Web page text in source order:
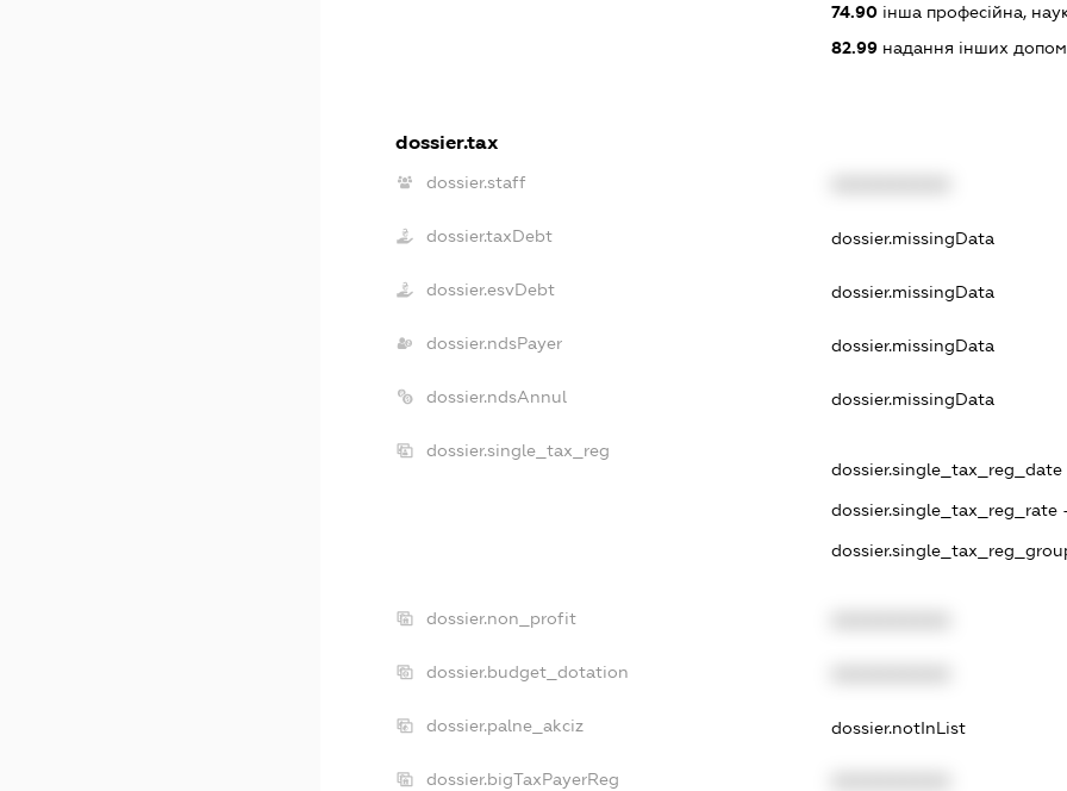
74.90 інша професійна,
82.99 надання інших
dossier.tax
dossier.staff
dossier.taxDebt dossier.missingData
dossier.esvDebt dossier.missingData
dossier.ndsPayer dossier.missingData
dossier.ndsAnnul dossier.missingData
dossier.single_tax_reg
dossier.single_tax_reg_date
dossier.single_tax_reg_rate
dossier.non_profit
dossier.budget_dotation
dossier.palne_akciz dossier.notInList
dossier.bigTaxPayerReg